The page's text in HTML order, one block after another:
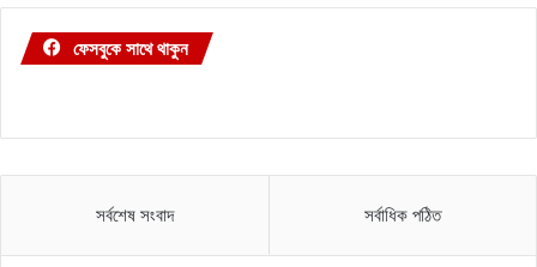
ফেসবুকে সাথে থাকুন
সর্বশেষ সংবাদ সর্বাধিক পঠিত